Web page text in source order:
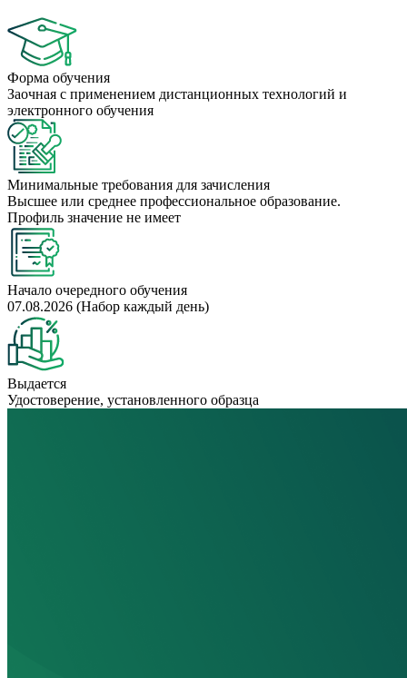
Форма обучения
Заочная с применением дистанционных технологий и
электронного обучения
Минимальные требования для зачисления
Высшее или среднее профессиональное образование.
Профиль значение не имеет
Начало очередного обучения
07.08.2026 (Набор каждый день)
Выдается
Удостоверение, установленного образца